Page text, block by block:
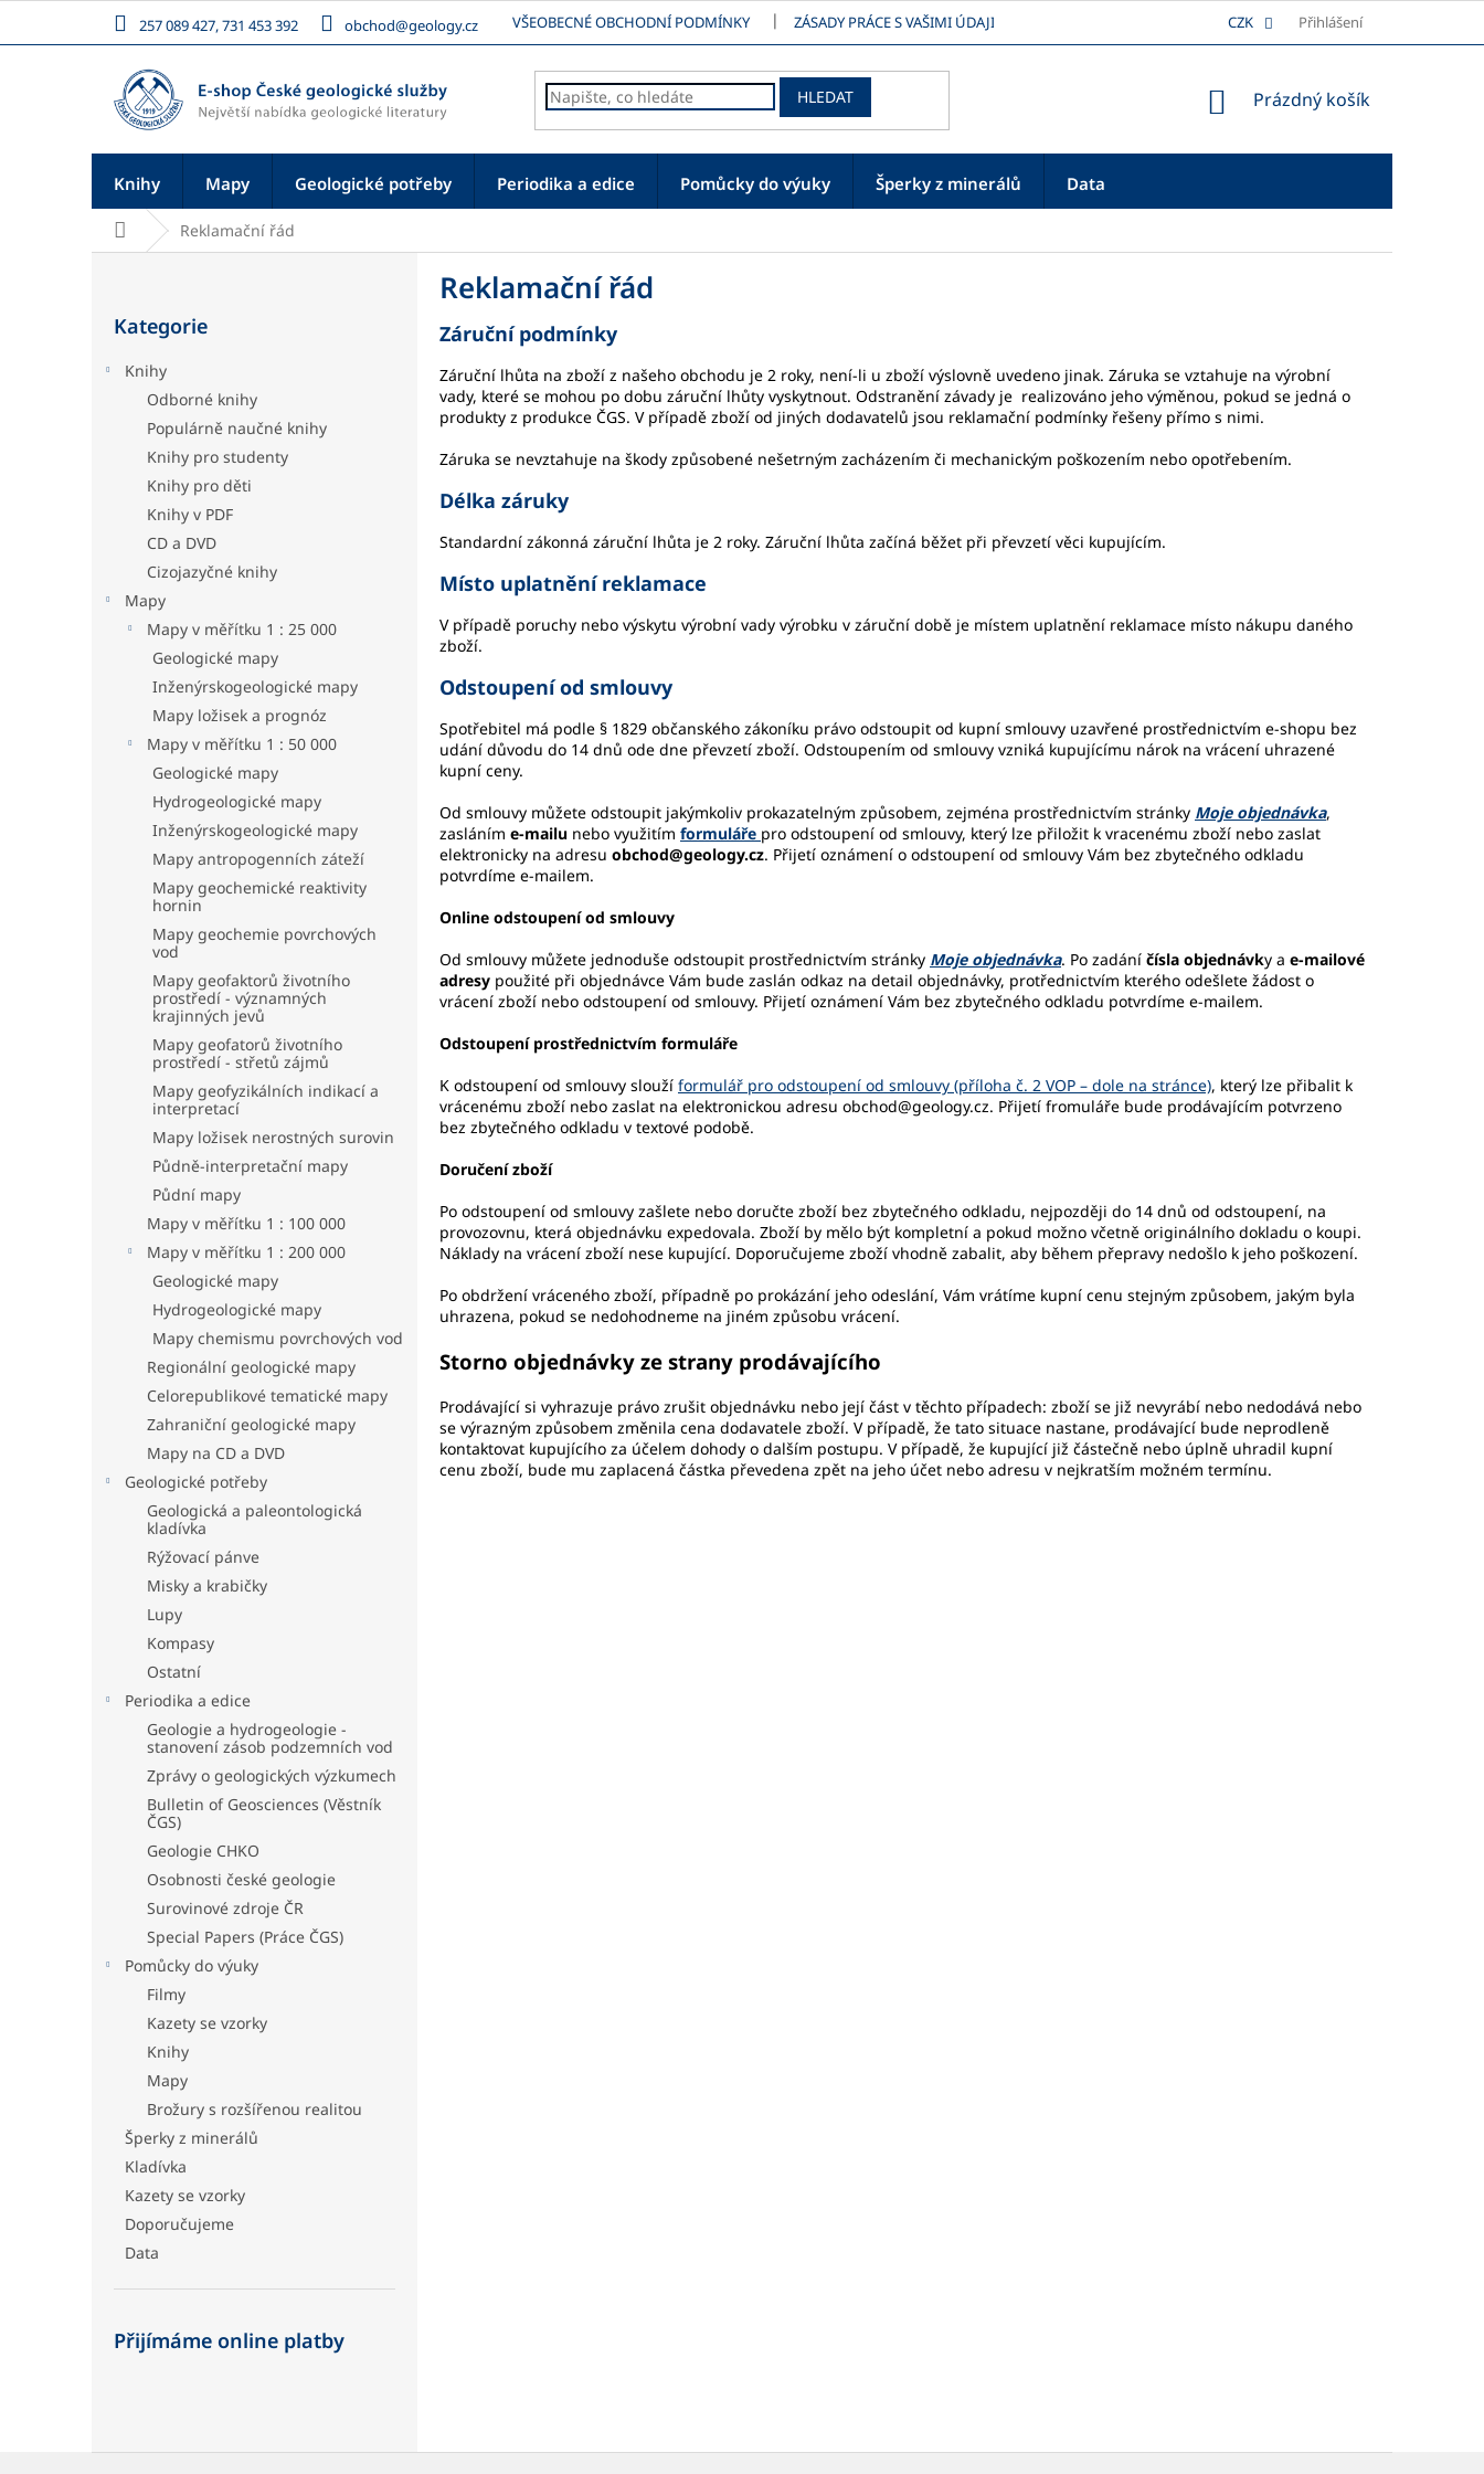
obsah
257 089 427, 731 453 392 obchod@geology.cz VŠEOBECNÉ OBCHODNÍ PODMÍNKY ZÁSADY PRÁCE S VAŠIMI ÚDAJI REKLAMAČNÍ ŘÁD PLATBA
CZK Přihlášení
HLEDAT
NÁKUPNÍ
Prázdný košík
Knihy Mapy Geologické potřeby Periodika a edice Pomůcky do výuky Šperky z minerálů Data
Domů Reklamační řád
kategorie
Kategorie
Knihy
Odborné knihy
Populárně naučné knihy
Knihy pro studenty
Knihy pro děti
Knihy v PDF
CD a DVD
Cizojazyčné knihy
Mapy
Mapy v měřítku 1 : 25 000
Geologické mapy
Inženýrskogeologické mapy
Mapy ložisek a prognóz
Mapy v měřítku 1 : 50 000
Geologické mapy
Hydrogeologické mapy
Inženýrskogeologické mapy
Mapy antropogenních záteží
Mapy geochemické reaktivity
hornin
Mapy geochemie povrchových
vod
Mapy geofaktorů životního
prostředí - významných
krajinných jevů
Mapy geofatorů životního
prostředí - střetů zájmů
Mapy geofyzikálních indikací a
interpretací
Mapy ložisek nerostných surovin
Půdně-interpretační mapy
Půdní mapy
Mapy v měřítku 1 : 100 000
Mapy v měřítku 1 : 200 000
Geologické mapy
Hydrogeologické mapy
Mapy chemismu povrchových vod
Regionální geologické mapy
Celorepublikové tematické mapy
Zahraniční geologické mapy
Mapy na CD a DVD
Geologické potřeby
Geologická a paleontologická
kladívka
Rýžovací pánve
Misky a krabičky
Lupy
Kompasy
Ostatní
Periodika a edice
Geologie a hydrogeologie -
stanovení zásob podzemních vod
Zprávy o geologických výzkumech
Bulletin of Geosciences (Věstník
ČGS)
Geologie CHKO
Osobnosti české geologie
Surovinové zdroje ČR
Special Papers (Práce ČGS)
Pomůcky do výuky
Filmy
Kazety se vzorky
Knihy
Mapy
Brožury s rozšířenou realitou
Šperky z minerálů
Kladívka
Kazety se vzorky
Doporučujeme
Data
Přijímáme online platby
Reklamační řád
Záruční podmínky
Záruční lhůta na zboží z našeho obchodu je 2 roky, není-li u zboží výslovně uvedeno jinak. Záruka se vztahuje na výrobní
vady, které se mohou po dobu záruční lhůty vyskytnout. Odstranění závady je realizováno jeho výměnou, pokud se jedná o
produkty z produkce ČGS. V případě zboží od jiných dodavatelů jsou reklamační podmínky řešeny přímo s nimi.
Záruka se nevztahuje na škody způsobené nešetrným zacházením či mechanickým poškozením nebo opotřebením.
Délka záruky
Standardní zákonná záruční lhůta je 2 roky. Záruční lhůta začíná běžet při převzetí věci kupujícím.
Místo uplatnění reklamace
V případě poruchy nebo výskytu výrobní vady výrobku v záruční době je místem uplatnění reklamace místo nákupu daného
zboží.
Odstoupení od smlouvy
Spotřebitel má podle § 1829 občanského zákoníku právo odstoupit od kupní smlouvy uzavřené prostřednictvím e-shopu bez
udání důvodu do 14 dnů ode dne převzetí zboží. Odstoupením od smlouvy vzniká kupujícímu nárok na vrácení uhrazené
kupní ceny.
Od smlouvy můžete odstoupit jakýmkoliv prokazatelným způsobem, zejména prostřednictvím stránky Moje objednávka,
zasláním e-mailu nebo využitím formuláře pro odstoupení od smlouvy, který lze přiložit k vracenému zboží nebo zaslat
elektronicky na adresu obchod@geology.cz. Přijetí oznámení o odstoupení od smlouvy Vám bez zbytečného odkladu
potvrdíme e-mailem.
Online odstoupení od smlouvy
Od smlouvy můžete jednoduše odstoupit prostřednictvím stránky Moje objednávka. Po zadání čísla objednávky a e-mailové
adresy použité při objednávce Vám bude zaslán odkaz na detail objednávky, protřednictvím kterého odešlete žádost o
vrácení zboží nebo odstoupení od smlouvy. Přijetí oznámení Vám bez zbytečného odkladu potvrdíme e-mailem.
Odstoupení prostřednictvím formuláře
K odstoupení od smlouvy slouží formulář pro odstoupení od smlouvy (příloha č. 2 VOP – dole na stránce), který lze přibalit k
vrácenému zboží nebo zaslat na elektronickou adresu obchod@geology.cz. Přijetí fromuláře bude prodávajícím potvrzeno
bez zbytečného odkladu v textové podobě.
Doručení zboží
Po odstoupení od smlouvy zašlete nebo doručte zboží bez zbytečného odkladu, nejpozději do 14 dnů od odstoupení, na
provozovnu, která objednávku expedovala. Zboží by mělo být kompletní a pokud možno včetně originálního dokladu o koupi.
Náklady na vrácení zboží nese kupující. Doporučujeme zboží vhodně zabalit, aby během přepravy nedošlo k jeho poškození.
Po obdržení vráceného zboží, případně po prokázání jeho odeslání, Vám vrátíme kupní cenu stejným způsobem, jakým byla
uhrazena, pokud se nedohodneme na jiném způsobu vrácení.
Storno objednávky ze strany prodávajícího
Prodávající si vyhrazuje právo zrušit objednávku nebo její část v těchto případech: zboží se již nevyrábí nebo nedodává nebo
se výrazným způsobem změnila cena dodavatele zboží. V případě, že tato situace nastane, prodávající bude neprodleně
kontaktovat kupujícího za účelem dohody o dalším postupu. V případě, že kupující již částečně nebo úplně uhradil kupní
cenu zboží, bude mu zaplacená částka převedena zpět na jeho účet nebo adresu v nejkratším možném termínu.